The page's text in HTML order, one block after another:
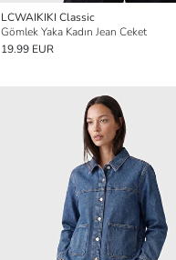
LCWAIKIKI Classic
Gömlek Yaka Kadın Jean Ceket
19.99 EUR